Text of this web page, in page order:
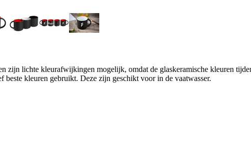
zijn lichte kleurafwijkingen mogelijk, omdat de glaskeramische kleuren
kleuren gebruikt. Deze zijn geschikt voor in de vaatwasser.